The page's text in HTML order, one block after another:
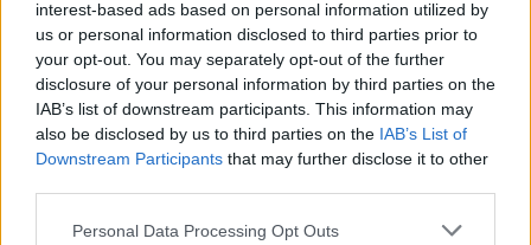
interest-based ads based on personal information utilized by
us or personal information disclosed to third parties prior to
your opt-out. You may separately opt-out of the further
disclosure of your personal information by third parties on the
IAB’s list of downstream participants. This information may
also be disclosed by us to third parties on the IAB’s List of
Downstream Participants that may further disclose it to other
Please note that this website/app uses one or more Google
Personal Data Processing Opt Outs